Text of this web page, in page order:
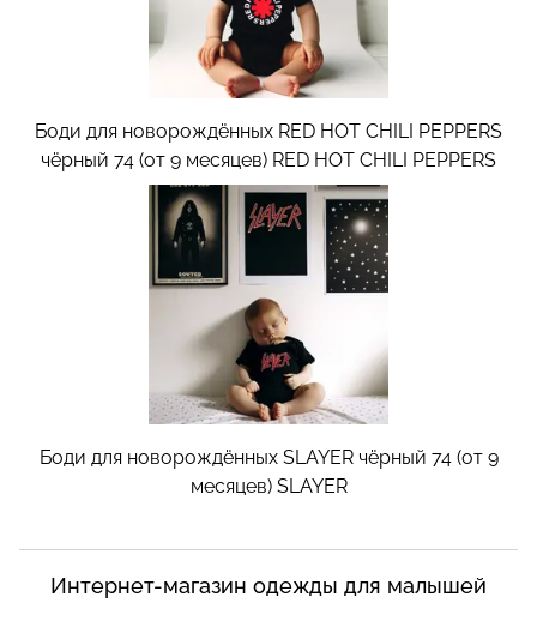
Боди для новорождённых RED HOT CHILI PEPPERS
чёрный 74 (от 9 месяцев) RED HOT CHILI PEPPERS
Боди для новорождённых SLAYER чёрный 74 (от 9
месяцев) SLAYER
Интернет-магазин одежды для малышей